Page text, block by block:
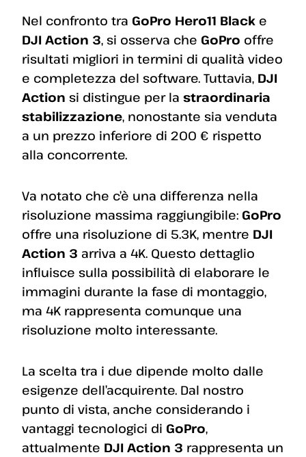
Nel confronto tra GoPro Hero11 Black e
DJI Action 3, si osserva che GoPro offre
risultati migliori in termini di qualità video
e completezza del software. Tuttavia, DJI
Action si distingue per la straordinaria
stabilizzazione, nonostante sia venduta
a un prezzo inferiore di 200 € rispetto
alla concorrente.
Va notato che c’è una differenza nella
risoluzione massima raggiungibile: GoPro
offre una risoluzione di 5.3K, mentre DJI
Action 3 arriva a 4K. Questo dettaglio
influisce sulla possibilità di elaborare le
immagini durante la fase di montaggio,
ma 4K rappresenta comunque una
risoluzione molto interessante.
La scelta tra i due dipende molto dalle
esigenze dell’acquirente. Dal nostro
punto di vista, anche considerando i
vantaggi tecnologici di GoPro,
attualmente DJI Action 3 rappresenta un